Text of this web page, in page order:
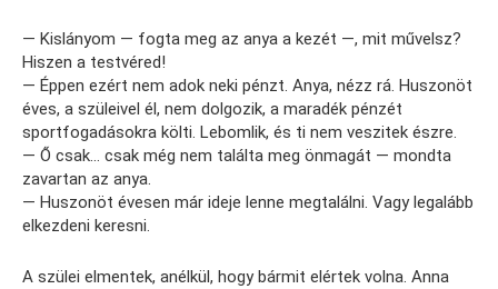
— Kislányom — fogta meg az anya a kezét —, mit művelsz?
Hiszen a testvéred!
— Éppen ezért nem adok neki pénzt. Anya, nézz rá. Huszonöt
éves, a szüleivel él, nem dolgozik, a maradék pénzét
sportfogadásokra költi. Lebomlik, és ti nem veszitek észre.
— Ő csak… csak még nem találta meg önmagát — mondta
zavartan az anya.
— Huszonöt évesen már ideje lenne megtalálni. Vagy legalább
elkezdeni keresni.
A szülei elmentek, anélkül, hogy bármit elértek volna. Anna